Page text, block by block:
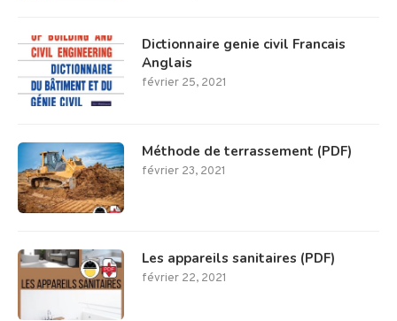
Dictionnaire genie civil Francais
Anglais
février 25, 2021
Méthode de terrassement (PDF)
février 23, 2021
Les appareils sanitaires (PDF)
février 22, 2021